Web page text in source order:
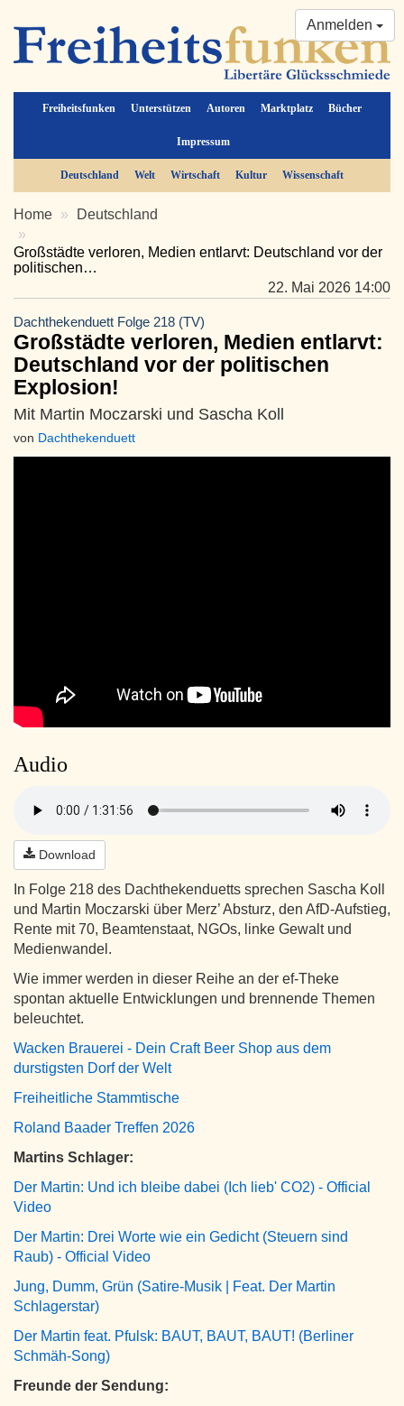
Freiheitsfunken Unterstützen Autoren Marktplatz Bücher
Impressum
Anmelden
Deutschland Welt Wirtschaft Kultur Wissenschaft
Home Deutschland
Großstädte verloren, Medien entlarvt: Deutschland vor der
politischen…
22. Mai 2026 14:00
Dachthekenduett Folge 218 (TV)
Großstädte verloren, Medien entlarvt:
Deutschland vor der politischen
Explosion!
Mit Martin Moczarski und Sascha Koll
von Dachthekenduett
Audio
Download
In Folge 218 des Dachthekenduetts sprechen Sascha Koll
und Martin Moczarski über Merz’ Absturz, den AfD-Aufstieg,
Rente mit 70, Beamtenstaat, NGOs, linke Gewalt und
Medienwandel.
Wie immer werden in dieser Reihe an der ef-Theke
spontan aktuelle Entwicklungen und brennende Themen
beleuchtet.
Wacken Brauerei - Dein Craft Beer Shop aus dem
durstigsten Dorf der Welt
Freiheitliche Stammtische
Roland Baader Treffen 2026
Martins Schlager:
Der Martin: Und ich bleibe dabei (Ich lieb' CO2) - Official
Video
Der Martin: Drei Worte wie ein Gedicht (Steuern sind
Raub) - Official Video
Jung, Dumm, Grün (Satire-Musik | Feat. Der Martin
Schlagerstar)
Der Martin feat. Pfulsk: BAUT, BAUT, BAUT! (Berliner
Schmäh-Song)
Freunde der Sendung: